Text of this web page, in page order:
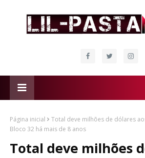
Página inicial
Total deve milhões de dólares
Bloco 32 há mais de 8 anos
Total deve milhões